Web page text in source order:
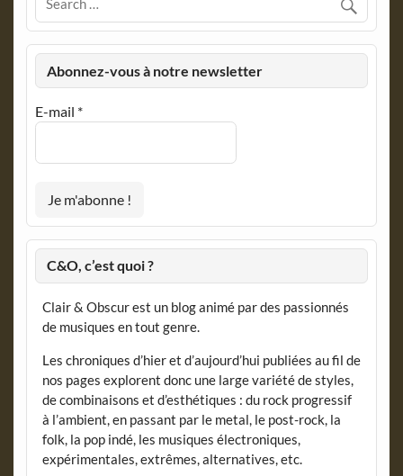
Abonnez-vous à notre newsletter
E-mail *
C&O, c’est quoi ?
Clair & Obscur est un blog animé par des passionnés
de musiques en tout genre.
Les chroniques d’hier et d’aujourd’hui publiées au fil de
nos pages explorent donc une large variété de styles,
de combinaisons et d’esthétiques : du rock progressif
à l’ambient, en passant par le metal, le post-rock, la
folk, la pop indé, les musiques électroniques,
expérimentales, extrêmes, alternatives, etc.